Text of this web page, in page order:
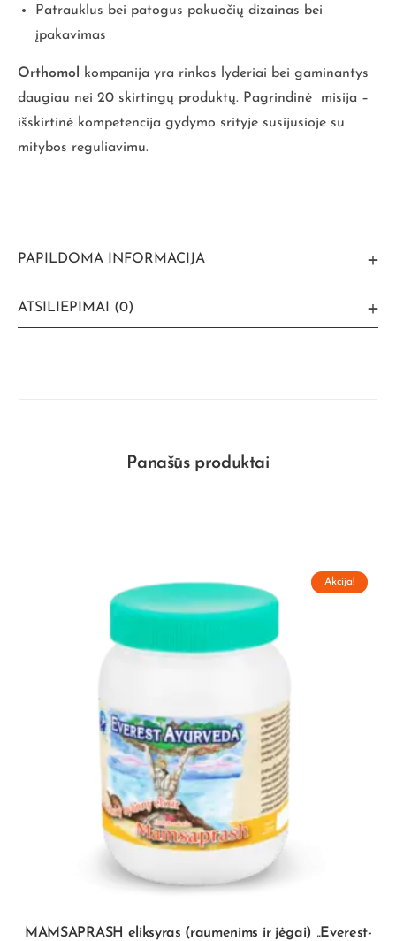
Patrauklus bei patogus pakuočių dizainas bei
įpakavimas
Orthomol
kompanija yra rinkos lyderiai bei gaminantys
daugiau nei 20 skirtingų produktų. Pagrindinė misija –
išskirtinė kompetencija gydymo srityje susijusioje su
mitybos reguliavimu.
PAPILDOMA INFORMACIJA
ATSILIEPIMAI (0)
Panašūs produktai
Akcija!
MAMSAPRASH eliksyras (raumenims ir jėgai) „Everest-